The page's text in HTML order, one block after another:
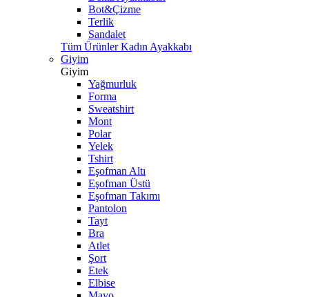
Bot&Çizme
Terlik
Sandalet
Tüm Ürünler Kadın Ayakkabı
Giyim
Giyim
Yağmurluk
Forma
Sweatshirt
Mont
Polar
Yelek
Tshirt
Eşofman Altı
Eşofman Üstü
Eşofman Takımı
Pantolon
Tayt
Bra
Atlet
Şort
Etek
Elbise